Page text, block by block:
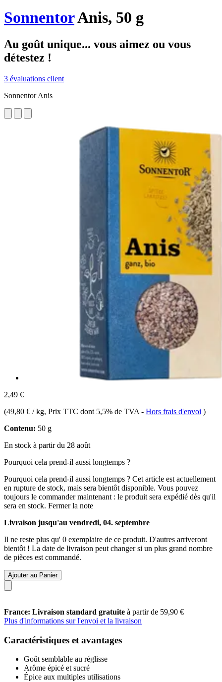
SonnentorAnis, 50 g
Au goût unique... vous aimez ou vous
détestez !
3 évaluations client
Sonnentor Anis
2,49 €
(49,80 € / kg, Prix TTC dont 5,5% de TVA - Hors frais d'envoi )
Contenu: 50 g
En stock à partir du 28 août
Pourquoi cela prend-il aussi longtemps ?
Pourquoi cela prend-il aussi longtemps ? Cet article est actuellement
en rupture de stock, mais sera bientôt disponible. Vous pouvez
toujours le commander maintenant : le produit sera expédié dès qu'il
sera en stock. Fermer la note
Livraison jusqu'au vendredi, 04. septembre
Il ne reste plus qu' 0 exemplaire de ce produit. D'autres arriveront
bientôt ! La date de livraison peut changer si un plus grand nombre
de pièces est commandé.
Ajouter au Panier
France: Livraison standard gratuite à partir de 59,90 €
Plus d'informations sur l'envoi et la livraison
Caractéristiques et avantages
Goût semblable au réglisse
Arôme épicé et sucré
Épice aux multiples utilisations